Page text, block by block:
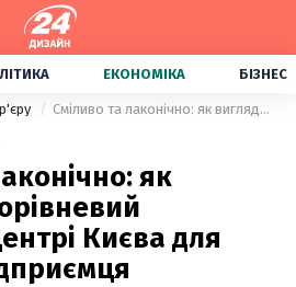
ЕКОНОМІКА БІЗНЕС
Сміливо та лаконічно: як виглядає дворівневий пентхаус в центрі Києва для молодого підприємця
як
Києва для